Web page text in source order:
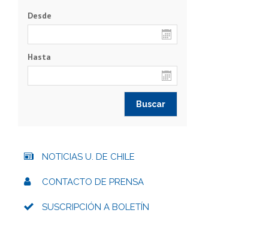
Desde
Hasta
NOTICIAS U. DE CHILE
CONTACTO DE PRENSA
SUSCRIPCIÓN A BOLETÍN